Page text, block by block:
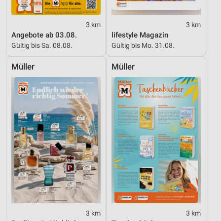
3 km
Angebote ab 03.08.
Gültig bis Sa. 08.08.
3 km
lifestyle Magazin
Gültig bis Mo. 31.08.
Müller
3 km
Müller
3 km
Quellen
Entwicklung und Verbesserung der Angebote
Verwendung reduzierter Daten zur Auswahl von
Inhalten
IAB-Besonderheiten:
Verwendung genauer Standortdaten
Geräte anhand von aktiv angeforderten
Informationen identifizieren
Nicht-IAB-Verarbeitungszwecke:
Notwendig
Performance
Funktional
Werbung